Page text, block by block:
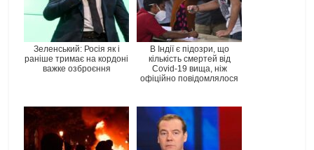
Зеленський: Росія як і
раніше тримає на кордоні
важке озброєння
В Індії є підозри, що
кількість смертей від
Covid-19 вища, ніж
офіційно повідомлялося